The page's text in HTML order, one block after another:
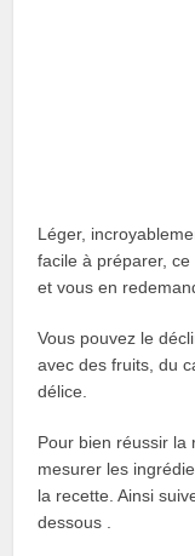
Léger,
facile à préparer,
et vous en
Vous pouvez le
avec des fruits, du
délice.
Pour bien réussir la
mesurer les
la recette. Ainsi
dessous .